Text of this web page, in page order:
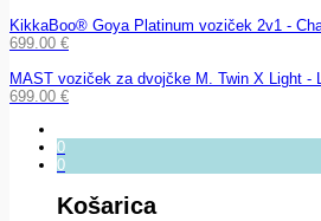
KikkaBoo® Goya Platinum voziček 2v1 -
699.00 €
MAST voziček za dvojčke M. Twin X Light -
699.00 €
0
0
Košarica